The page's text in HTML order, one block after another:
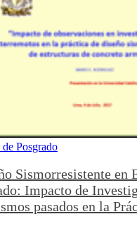
de Posgrado
Sismorresistente en
Impacto de
pasados en la